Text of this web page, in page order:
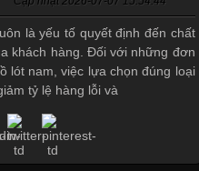
là yếu tố quyết định đến chất
khách hàng. Đối với những đơn
lót nam, việc lựa chọn đúng loại
tỷ lệ hàng lỗi và